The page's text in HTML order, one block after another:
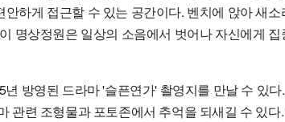
안하게 접근할 수 있는 공간이다. 벤치에 앉아 새
명상정원은 일상의 소음에서 벗어나 자신에게
방영된 드라마 '슬픈연가' 촬영지를 만날 수 있
관련 조형물과 포토존에서 추억을 되새길 수 있